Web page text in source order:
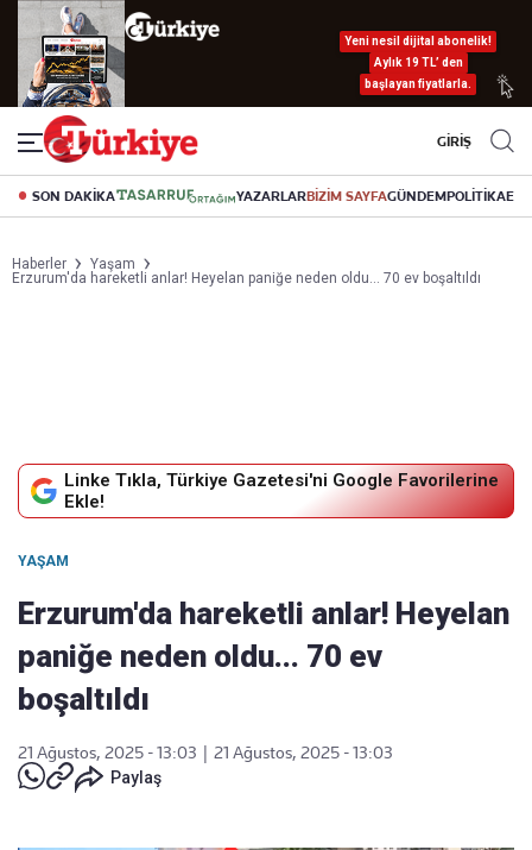
Yeni nesil dijital abonelik!
Aylık 19 TL’ den
başlayan fiyatlarla.
GİRİŞ
SON DAKİKA YAZARLARBİZİM SAYFAGÜNDEMPOLİTİKA
Haberler
Yaşam
Erzurum'da hareketli anlar! Heyelan paniğe neden oldu... 70 ev boşaltıldı
Linke Tıkla, Türkiye Gazetesi'ni Google Favorilerine
Ekle!
YAŞAM
Erzurum'da hareketli anlar! Heyelan
paniğe neden oldu... 70 ev
boşaltıldı
21 Ağustos, 2025 - 13:03
21 Ağustos, 2025 - 13:03
Paylaş